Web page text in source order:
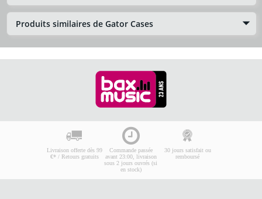
Produits similaires de Gator Cases
Livraison offerte dès 99
€* / Retours gratuits
Commande passée
avant 23:00, livraison
sous 2 jours ouvrés (si
en stock)
30 jours satisfait ou
remboursé